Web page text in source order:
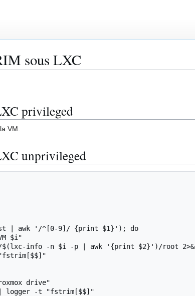
sous LXC
privileged
VM.
unprivileged
| awk '/^[0-9]/ {print $1}'); do
drive"